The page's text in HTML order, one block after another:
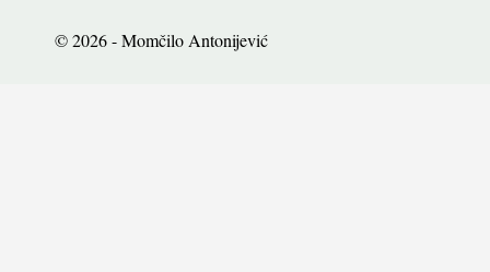
© 2026 - Momčilo Antonijević